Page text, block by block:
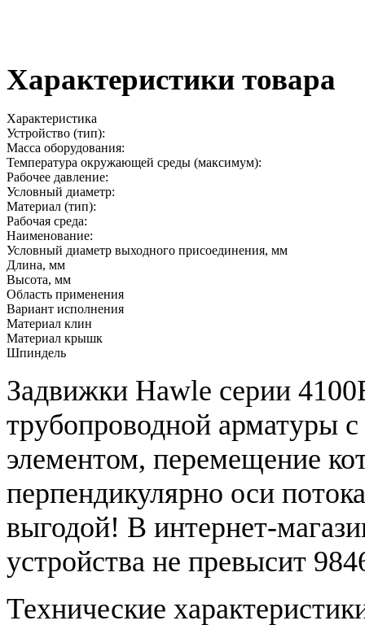
Характеристики товара
Характеристика
Устройство (тип):
Масса оборудования:
Температура окружающей среды (максимум):
Рабочее давление:
Условный диаметр:
Материал (тип):
Рабочая среда:
Наименование:
Условный диаметр выходного присоединения, мм
Длина, мм
Высота, мм
Область применения
Вариант исполнения
Материал клин
Материал крышк
Шпиндель
Задвижки Hawle серии
трубопроводной арматуры
элементом, перемещение
перпендикулярно оси
выгодой! В интернет-
устройства не превысит
Технические